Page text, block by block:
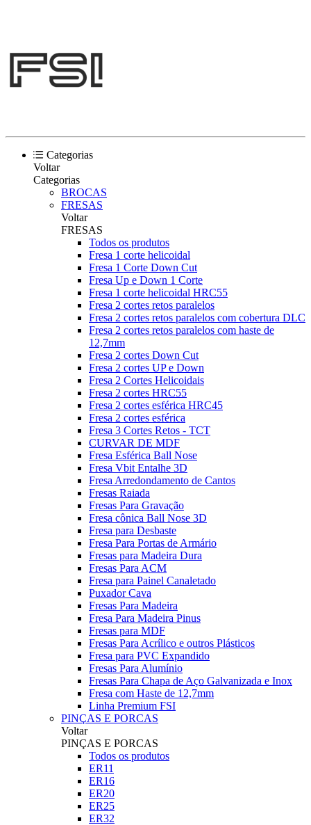
Categorias
Voltar
Categorias
BROCAS
FRESAS
Voltar
FRESAS
Todos os produtos
Fresa 1 corte helicoidal
Fresa 1 Corte Down Cut
Fresa Up e Down 1 Corte
Fresa 1 corte helicoidal HRC55
Fresa 2 cortes retos paralelos
Fresa 2 cortes retos paralelos com cobertura DLC
Fresa 2 cortes retos paralelos com haste de
12,7mm
Fresa 2 cortes Down Cut
Fresa 2 cortes UP e Down
Fresa 2 Cortes Helicoidais
Fresa 2 cortes HRC55
Fresa 2 cortes esférica HRC45
Fresa 2 cortes esférica
Fresa 3 Cortes Retos - TCT
CURVAR DE MDF
Fresa Esférica Ball Nose
Fresa Vbit Entalhe 3D
Fresa Arredondamento de Cantos
Fresas Raiada
Fresas Para Gravação
Fresa cônica Ball Nose 3D
Fresa para Desbaste
Fresa Para Portas de Armário
Fresas para Madeira Dura
Fresas Para ACM
Fresa para Painel Canaletado
Puxador Cava
Fresas Para Madeira
Fresa Para Madeira Pinus
Fresas para MDF
Fresas Para Acrílico e outros Plásticos
Fresa para PVC Expandido
Fresas Para Alumínio
Fresas Para Chapa de Aço Galvanizada e Inox
Fresa com Haste de 12,7mm
Linha Premium FSI
PINÇAS E PORCAS
Voltar
PINÇAS E PORCAS
Todos os produtos
ER11
ER16
ER20
ER25
ER32